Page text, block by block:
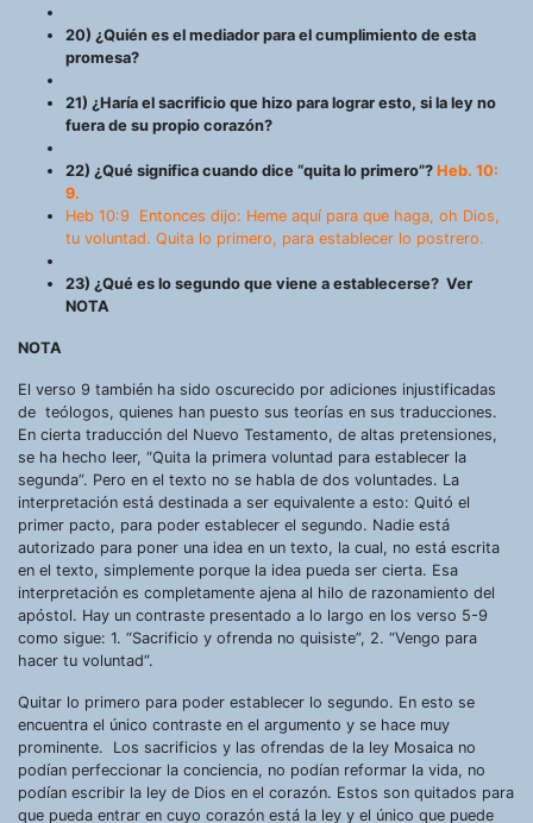
20) ¿Quién es el mediador para el cumplimiento de esta
promesa?
21) ¿Haría el sacrificio que hizo para lograr esto, si la ley no
fuera de su propio corazón?
22) ¿Qué significa cuando dice “quita lo primero”? Heb. 10:
9.
Heb 10:9 Entonces dijo: Heme aquí para que haga, oh Dios,
tu voluntad. Quita lo primero, para establecer lo postrero.
23) ¿Qué es lo segundo que viene a establecerse? Ver
NOTA
NOTA
El verso 9 también ha sido oscurecido por adiciones injustificadas
de teólogos, quienes han puesto sus teorías en sus traducciones.
En cierta traducción del Nuevo Testamento, de altas pretensiones,
se ha hecho leer, “Quita la primera voluntad para establecer la
segunda”. Pero en el texto no se habla de dos voluntades. La
interpretación está destinada a ser equivalente a esto: Quitó el
primer pacto, para poder establecer el segundo. Nadie está
autorizado para poner una idea en un texto, la cual, no está escrita
en el texto, simplemente porque la idea pueda ser cierta. Esa
interpretación es completamente ajena al hilo de razonamiento del
apóstol. Hay un contraste presentado a lo largo en los verso 5-9
como sigue: 1. “Sacrificio y ofrenda no quisiste”, 2. “Vengo para
hacer tu voluntad”.
Quitar lo primero para poder establecer lo segundo. En esto se
encuentra el único contraste en el argumento y se hace muy
prominente. Los sacrificios y las ofrendas de la ley Mosaica no
podían perfeccionar la conciencia, no podían reformar la vida, no
podían escribir la ley de Dios en el corazón. Estos son quitados para
que pueda entrar en cuyo corazón está la ley y el único que puede